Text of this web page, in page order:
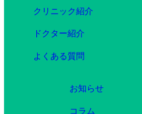
クリニック紹介
ドクター紹介
よくある質問
お知らせ
コラム